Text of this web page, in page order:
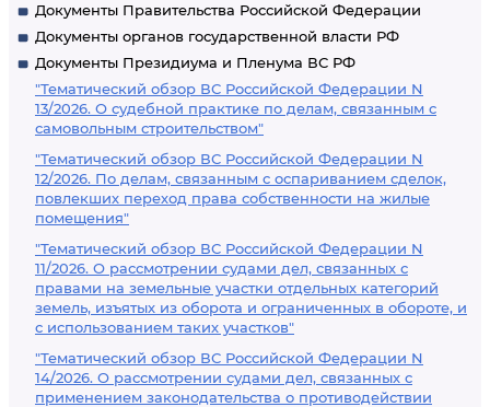
Документы Правительства Российской Федерации
Документы органов государственной власти РФ
Документы Президиума и Пленума ВС РФ
"Тематический обзор ВС Российской Федерации N
13/2026. О судебной практике по делам, связанным с
самовольным строительством"
"Тематический обзор ВС Российской Федерации N
12/2026. По делам, связанным с оспариванием сделок,
повлекших переход права собственности на жилые
помещения"
"Тематический обзор ВС Российской Федерации N
11/2026. О рассмотрении судами дел, связанных с
правами на земельные участки отдельных категорий
земель, изъятых из оборота и ограниченных в обороте, и
с использованием таких участков"
"Тематический обзор ВС Российской Федерации N
14/2026. О рассмотрении судами дел, связанных с
применением законодательства о противодействии